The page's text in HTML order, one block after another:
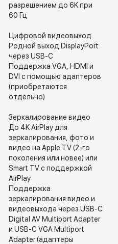
разрешением до 6K при
60 Гц
Цифровой видеовыход
Родной выход DisplayPort
через USB-C
Поддержка VGA, HDMI и
DVI с помощью адаптеров
(приобретаются
отдельно)
Зеркалирование видео
До 4K AirPlay для
зеркалирования, фото и
видео на Apple TV (2-го
поколения или новее) или
Smart TV с поддержкой
AirPlay
Поддержка
зеркалирования видео и
видеовыхода через USB-C
Digital AV Multiport Adapter
и USB-C VGA Multiport
Adapter (адаптеры